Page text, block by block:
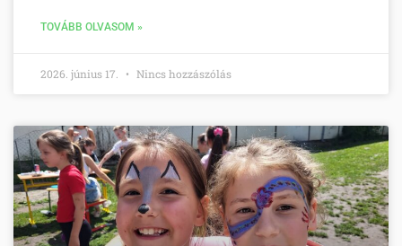
TOVÁBB OLVASOM »
2026. június 17. Nincs hozzászólás